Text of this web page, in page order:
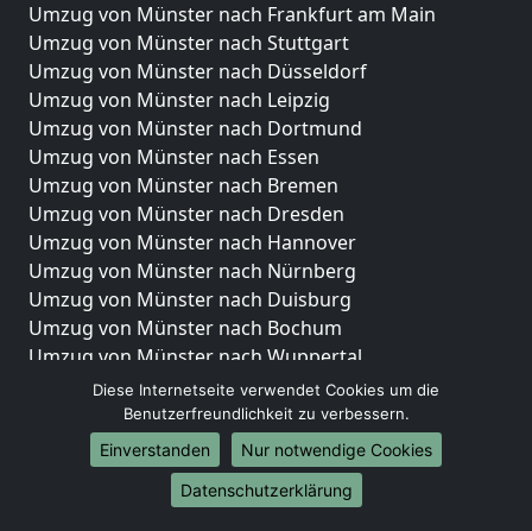
Umzug von Münster nach Frankfurt am Main
Umzug von Münster nach Stuttgart
Umzug von Münster nach Düsseldorf
Umzug von Münster nach Leipzig
Umzug von Münster nach Dortmund
Umzug von Münster nach Essen
Umzug von Münster nach Bremen
Umzug von Münster nach Dresden
Umzug von Münster nach Hannover
Umzug von Münster nach Nürnberg
Umzug von Münster nach Duisburg
Umzug von Münster nach Bochum
Umzug von Münster nach Wuppertal
Umzug von Münster nach Bielefeld
Umzug von Münster nach Bonn
Umzug von Münster nach Münster
Internationale-Umzüge
Diese Internetseite verwendet Cookies um die
Benutzerfreundlichkeit zu verbessern.
Einverstanden
Nur notwendige Cookies
Datenschutzerklärung